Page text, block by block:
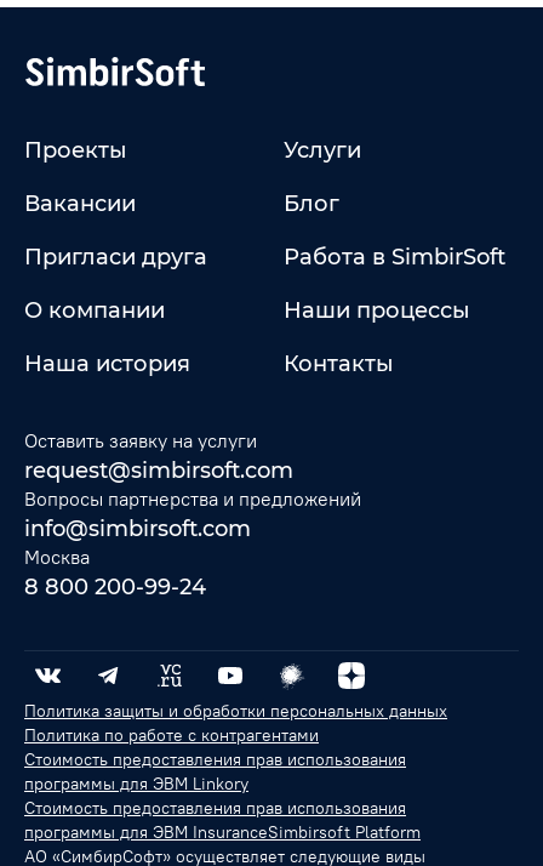
Проекты
Услуги
Вакансии
Блог
Пригласи друга
Работа в SimbirSoft
О компании
Наши процессы
Наша история
Контакты
Оставить заявку на услуги
request@simbirsoft.com
Вопросы партнерства и предложений
info@simbirsoft.com
Москва
8 800 200-99-24
Политика защиты и обработки персональных данных
Политика по работе с контрагентами
Стоимость предоставления прав использования
программы для ЭВМ Linkory
Стоимость предоставления прав использования
программы для ЭВМ InsuranceSimbirsoft Platform
АО «СимбирСофт» осуществляет следующие виды